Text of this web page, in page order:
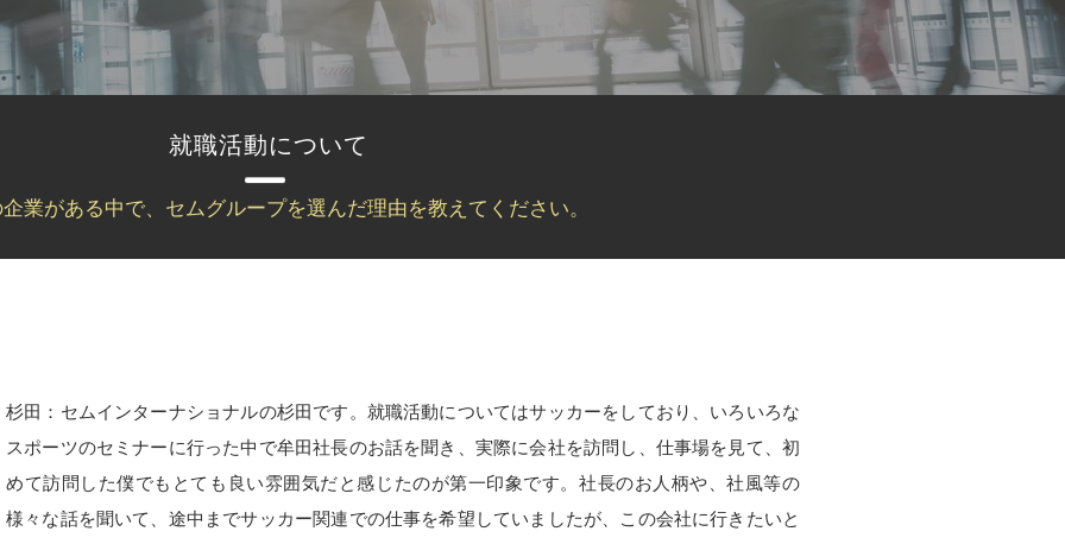
就職活動について
業がある中で、セムグループを選んだ理由を教えてください。
杉田：セムインターナショナルの杉田です。就職活動についてはサッカーをしており、いろいろな
スポーツのセミナーに行った中で牟田社長のお話を聞き、実際に会社を訪問し、仕事場を見て、初
めて訪問した僕でもとても良い雰囲気だと感じたのが第一印象です。社長のお人柄や、社風等の
様々な話を聞いて、途中までサッカー関連での仕事を希望していましたが、この会社に行きたいと